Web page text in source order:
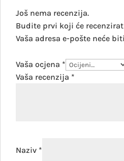
Još nema recenzija.
Budite prvi koji će
Vaša adresa e-pošte neće
Vaša ocjena *
Vaša recenzija *
Naziv *